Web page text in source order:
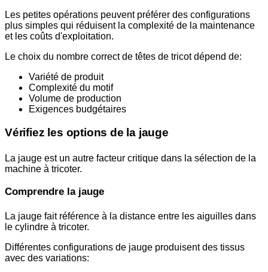
Les petites opérations peuvent préférer des configurations
plus simples qui réduisent la complexité de la maintenance
et les coûts d'exploitation.
Le choix du nombre correct de têtes de tricot dépend de:
Variété de produit
Complexité du motif
Volume de production
Exigences budgétaires
Vérifiez les options de la jauge
La jauge est un autre facteur critique dans la sélection de la
machine à tricoter.
Comprendre la jauge
La jauge fait référence à la distance entre les aiguilles dans
le cylindre à tricoter.
Différentes configurations de jauge produisent des tissus
avec des variations: